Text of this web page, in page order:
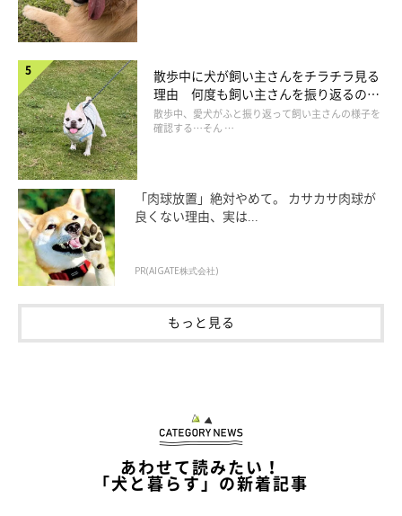
散歩中に犬が飼い主さんをチラチラ見る
理由 何度も飼い主さんを振り返るのは
なぜ？
散歩中、愛犬がふと振り返って飼い主さんの様子を
確認する…そん …
「肉球放置」絶対やめて。 カサカサ肉球が
良くない理由、実は...
PR(AIGATE株式会社)
もっと見る
あわせて読みたい！
「犬と暮らす」の新着記事